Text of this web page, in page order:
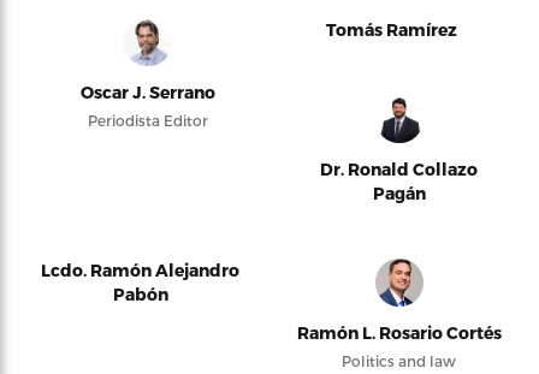
Oscar J. Serrano
Periodista Editor
Tomás Ramírez
Dr. Ronald Collazo
Pagán
Lcdo. Ramón Alejandro
Pabón
Ramón L. Rosario Cortés
Politics and law